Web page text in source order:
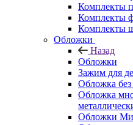
Комплекты
Комплекты
Комплекты
Обложки
Назад
Обложки
Зажим для
Обложка
Обложка
Обложки